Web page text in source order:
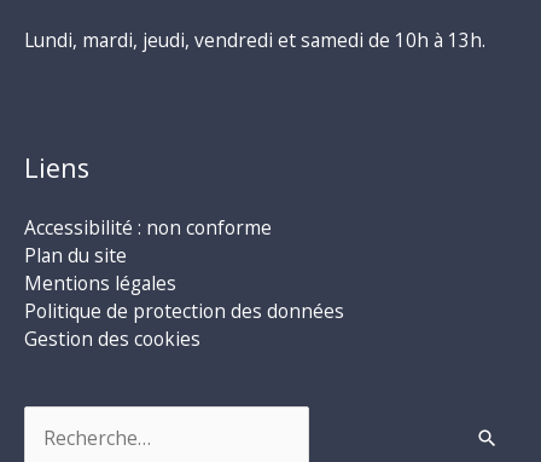
Lundi, mardi, jeudi, vendredi et samedi de 10h à 13h.
Liens
Accessibilité : non conforme
Plan du site
Mentions légales
Politique de protection des données
Gestion des cookies